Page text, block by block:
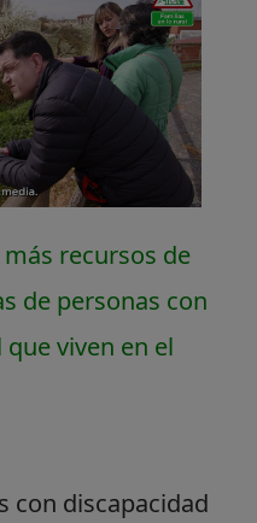
recursos de
de personas con
viven en el
con discapacidad